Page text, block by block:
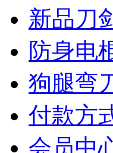
新品刀
防身电
狗腿弯
付款方
会员中